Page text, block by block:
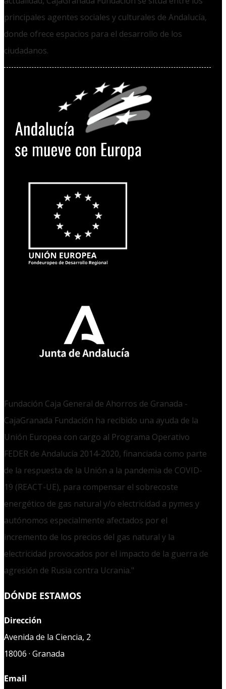
principales agentes sociales y culturales de Andalucía,
donde ofrece espacios para el desarrollo de los
ciudadanos.
Fundación Caja General de Ahorros de Granada -
CajaGranada Fundación ha recibido una ayuda de la
Unión Europea con cargo al Programa Operativo
FEDER de Andalucía 2014-2020, financiada como parte
de la respuesta de la Unión a la pandemia de COVID-
19 (REACT-UE), para compensar el sobrecoste
energético de gas natural y/o electricidad a pymes y
autónomos especialmente afectados por el
incremento de los precios del gas natural y la
electricidad provocados por el impacto de la guerra de
agresión de Rusia contra Ucrania."
DÓNDE ESTAMOS
Dirección
Avenida de la Ciencia, 2
18006 · Granada
Email